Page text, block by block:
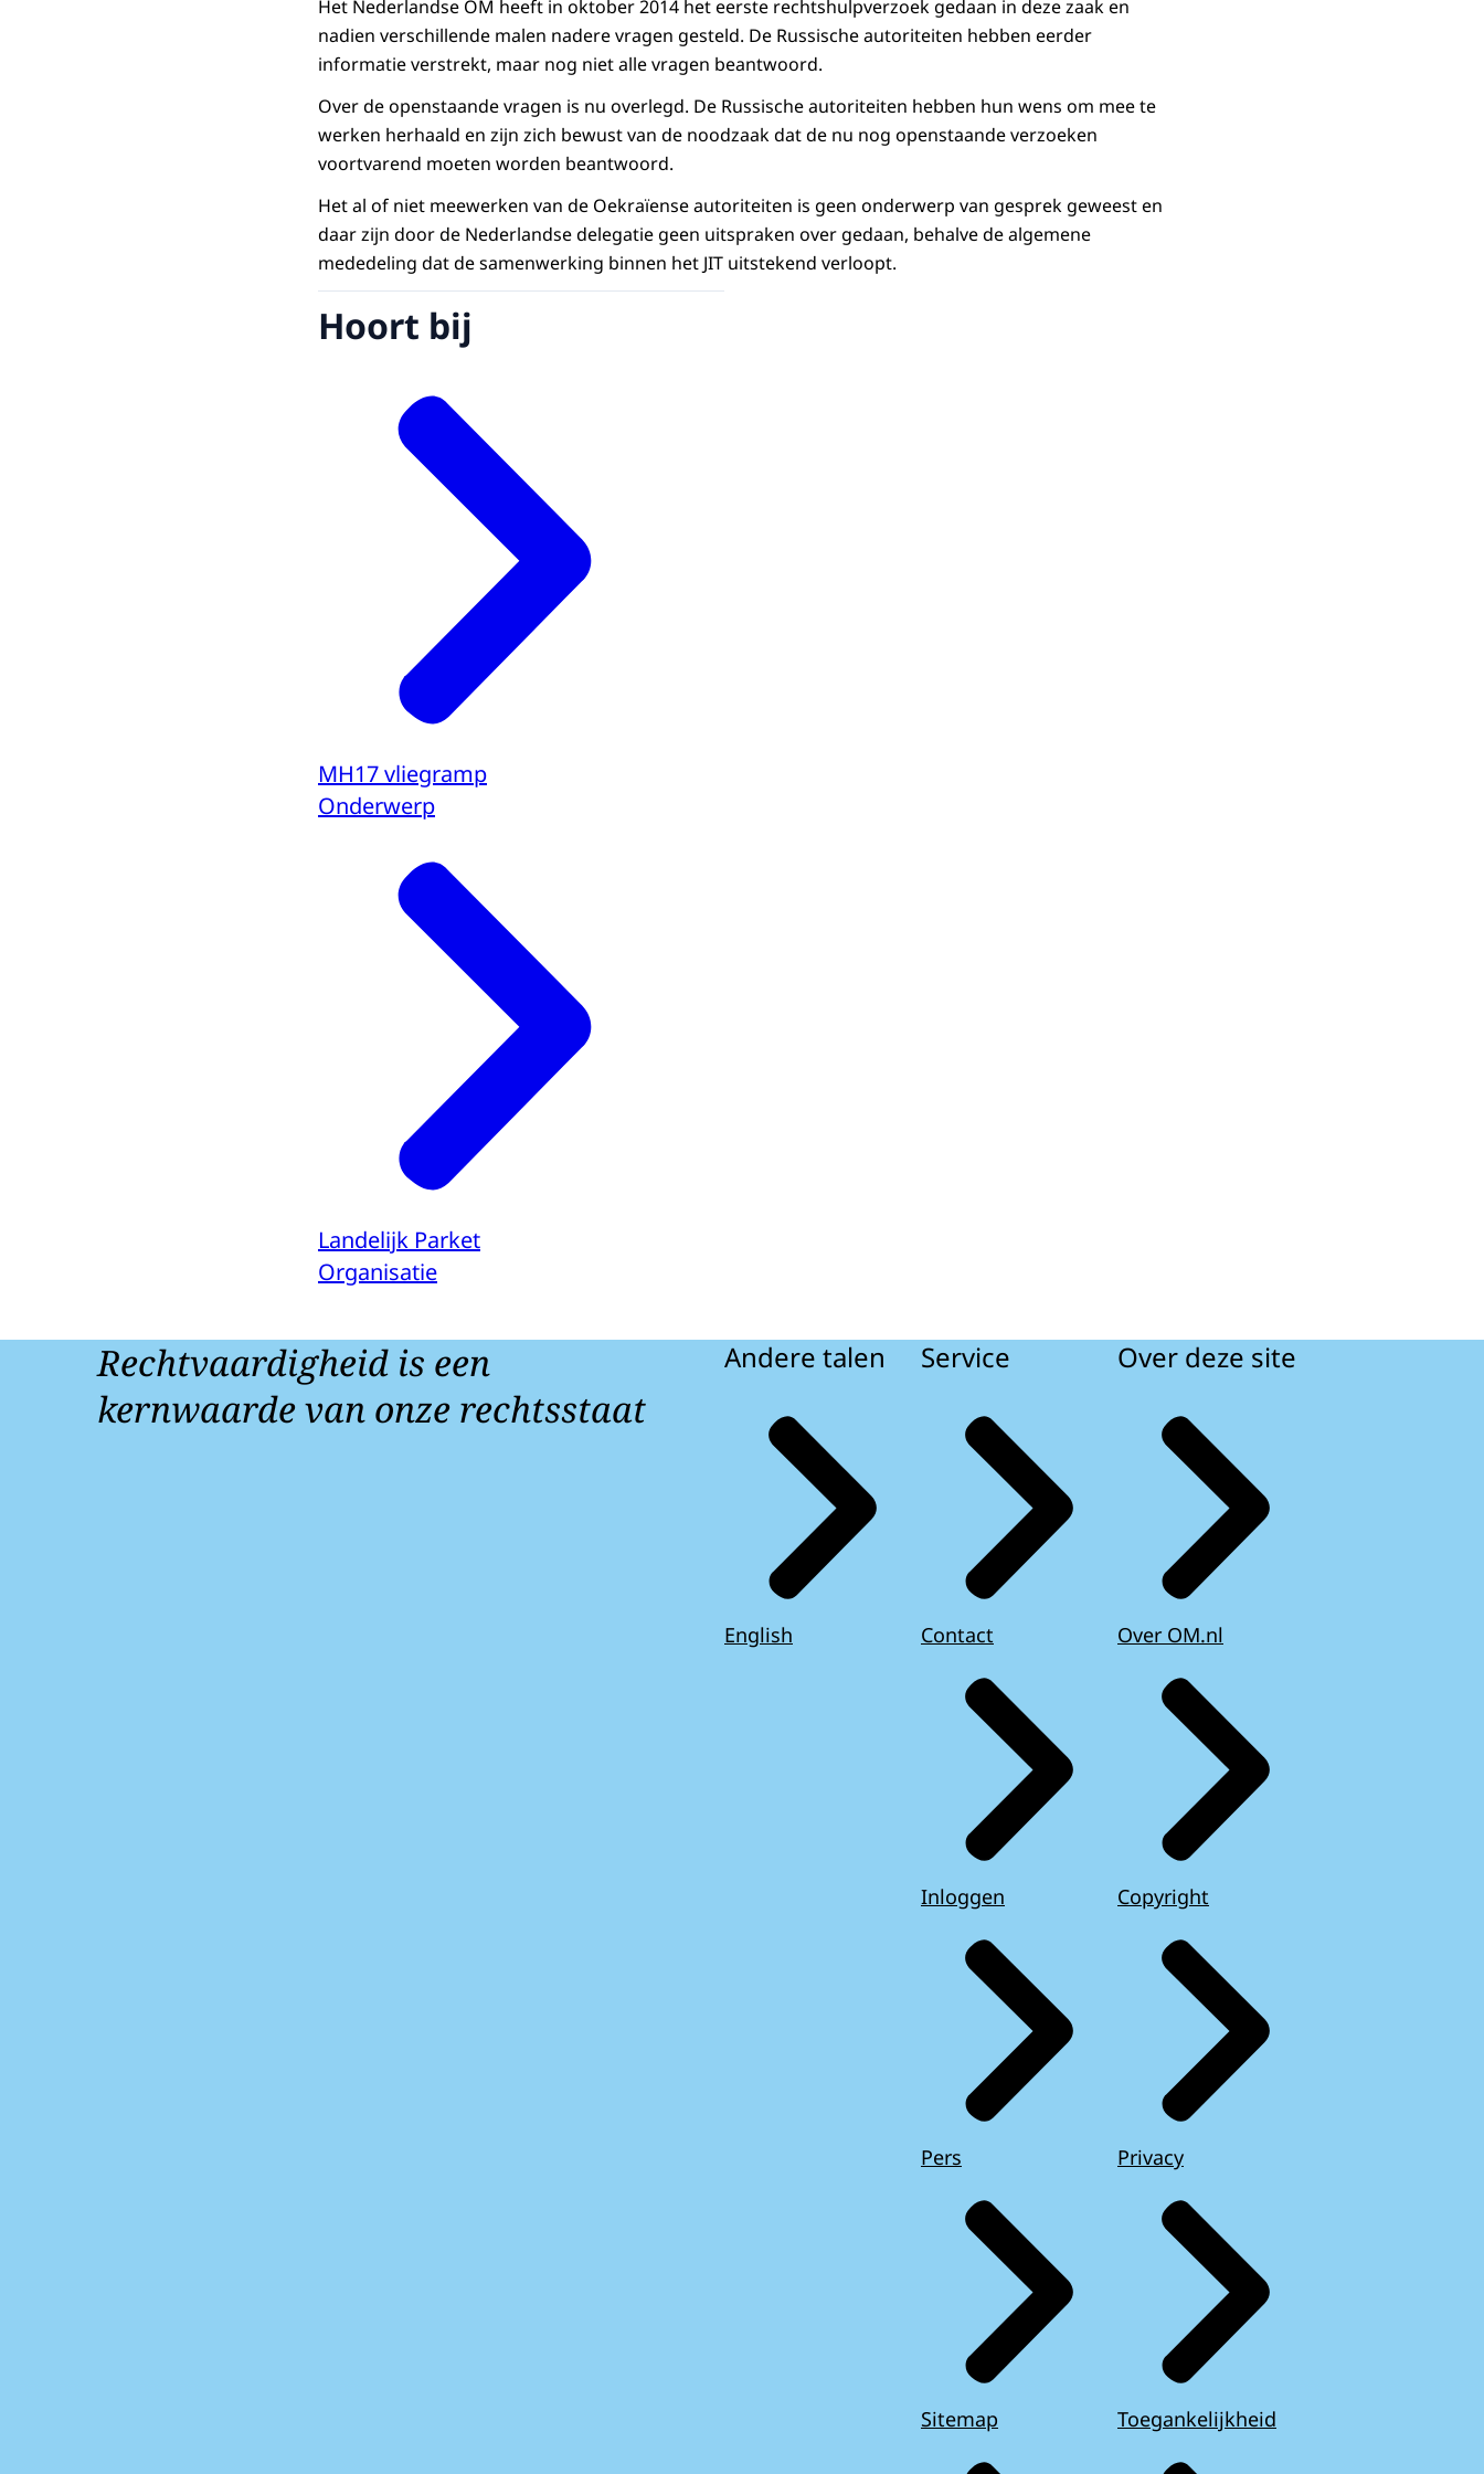
Het Nederlandse OM heeft in oktober 2014 het eerste rechtshulpverzoek gedaan in deze zaak en
nadien verschillende malen nadere vragen gesteld. De Russische autoriteiten hebben eerder
informatie verstrekt, maar nog niet alle vragen beantwoord.
Over de openstaande vragen is nu overlegd. De Russische autoriteiten hebben hun wens om mee te
werken herhaald en zijn zich bewust van de noodzaak dat de nu nog openstaande verzoeken
voortvarend moeten worden beantwoord.
Het al of niet meewerken van de Oekraïense autoriteiten is geen onderwerp van gesprek geweest en
daar zijn door de Nederlandse delegatie geen uitspraken over gedaan, behalve de algemene
mededeling dat de samenwerking binnen het JIT uitstekend verloopt.
Hoort bij
MH17 vliegramp
Onderwerp
Landelijk Parket
Organisatie
Rechtvaardigheid is een
kernwaarde van onze rechtsstaat
Andere talen
English
Service
Contact
Inloggen
Pers
Sitemap
Over deze site
Over OM.nl
Copyright
Privacy
Toegankelijkheid